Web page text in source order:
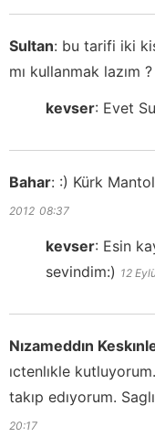
Sultan: bu tarifi iki
mı kullanmak lazım ?
kevser: Evet
Bahar: :) Kürk
2012 08:37
kevser: Esin
sevindim:) 12
Nızameddın
ıctenlıkle
takıp edıyorum.
20:17